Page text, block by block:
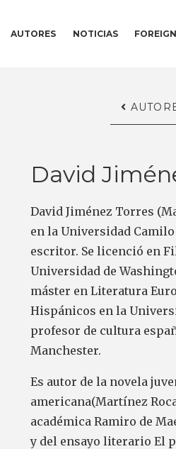
AUTORES NOTICIAS
David
David Jiménez Torres
en la Universidad
escritor. Se licenció en
Universidad de
máster en Literatura
Hispánicos en la
profesor de cultura
Manchester.
Es autor de la novela
americana(Martínez
académica Ramiro de
y del ensayo literario El